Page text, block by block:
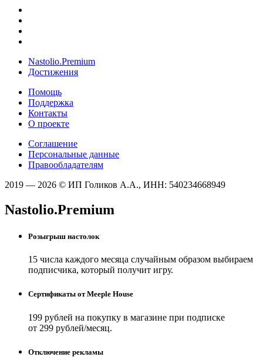
Nastolio.Premium
Достижения
Помощь
Поддержка
Контакты
О проекте
Соглашение
Персональные данные
Правообладателям
2019 — 2026 © ИП Голиков А.А., ИНН: 540234668949
Nastolio.Premium
Розыгрыш настолок
15 числа каждого месяца случайным образом выбираем
подписчика, который получит игру.
Сертификаты от Meeple House
199 рублей на покупку в магазине при подписке
от 299 рублей/месяц.
Отключение рекламы